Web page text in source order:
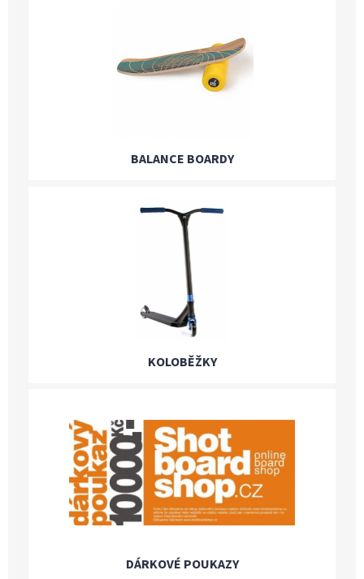
BALANCE BOARDY
KOLOBĚŽKY
DÁRKOVÉ POUKAZY